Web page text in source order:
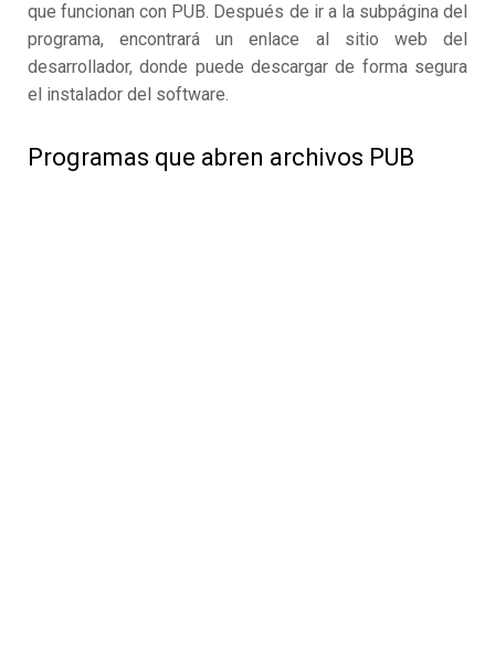
que funcionan con PUB. Después de ir a la subpágina del
programa, encontrará un enlace al sitio web del
desarrollador, donde puede descargar de forma segura
el instalador del software.
Programas que abren archivos PUB